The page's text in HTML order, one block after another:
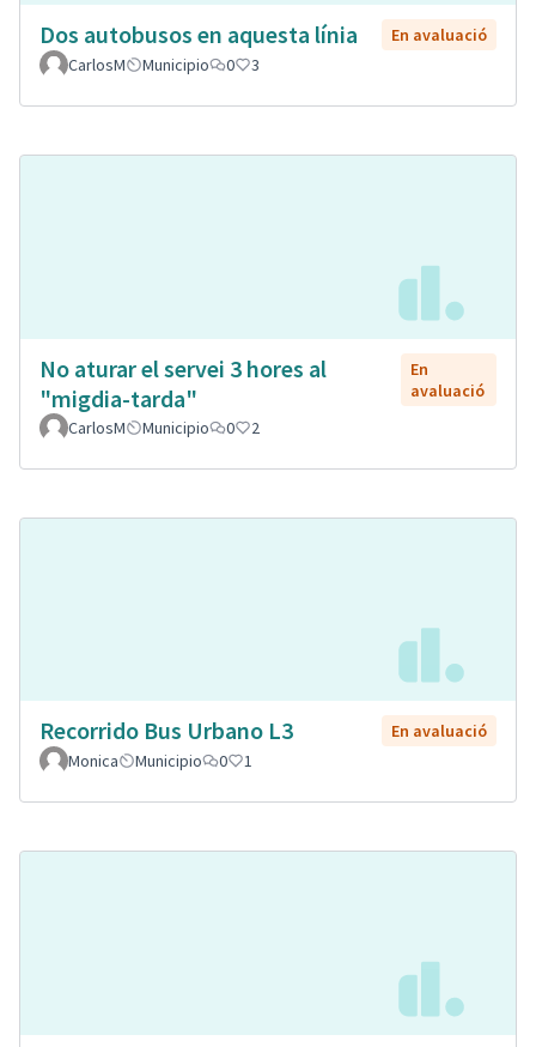
Dos autobusos en aquesta línia
En avaluació
CarlosM
Municipio 0 3
No aturar el servei 3 hores al
"migdia-tarda"
En
avaluació
CarlosM
Municipio 0 2
Recorrido Bus Urbano L3
En avaluació
Monica
Municipio 0 1